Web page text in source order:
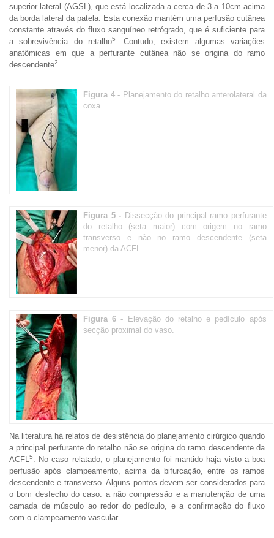
superior lateral (AGSL), que está localizada a cerca de 3 a 10cm acima
da borda lateral da patela. Esta conexão mantém uma perfusão cutânea
constante através do fluxo sanguíneo retrógrado, que é suficiente para
a sobrevivência do retalho5
. Contudo, existem algumas variações
anatômicas em que a perfurante cutânea não se origina do ramo
descendente2
Figura 4 - Planejamento do retalho anterolateral da
coxa.
Figura 5 - Dissecção do principal ramo perfurante
do retalho (seta maior) com origem no ramo
transverso e não no ramo descendente (seta
menor) da ACFL.
Figura 6 -
Elevação do retalho e pedículo após
secção proximal do vaso.
Na literatura há relatos de desistência do planejamento cirúrgico quando
a principal perfurante do retalho não se origina do ramo descendente da
ACFL
5
. No caso relatado, o planejamento foi mantido haja visto a boa
perfusão após clampeamento, acima da bifurcação, entre os ramos
descendente e transverso. Alguns pontos devem ser considerados para
o bom desfecho do caso: a não compressão e a manutenção de uma
camada de músculo ao redor do pedículo, e a confirmação do fluxo
com o clampeamento vascular.